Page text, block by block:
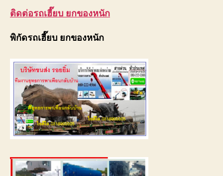
ติดต่อรถเฮี๊ยบ ยกของหนัก
พิกัดรถเฮี๊ยบ ยกของหนัก